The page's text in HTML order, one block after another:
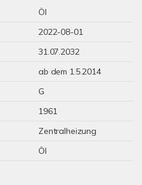
Öl
2022-08-01
31.07.2032
ab dem 1.5.2014
G
1961
Zentralheizung
Öl